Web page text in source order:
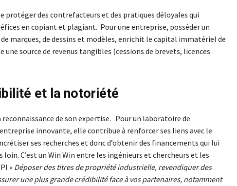
protéger des contrefacteurs et des pratiques déloyales qui
en copiant et plagiant. Pour une entreprise, posséder un
marques, de dessins et modèles, enrichit le capital immatériel de
une source de revenus tangibles (cessions de brevets, licences
et la notoriété
de son expertise. Pour un laboratoire de
innovante, elle contribue à renforcer ses liens avec le
ses recherches et donc d’obtenir des financements qui lui
C’est un Win Win entre les ingénieurs et chercheurs et les
« Déposer des titres de propriété industrielle, revendiquer des
une plus grande crédibilité face à vos partenaires, notamment